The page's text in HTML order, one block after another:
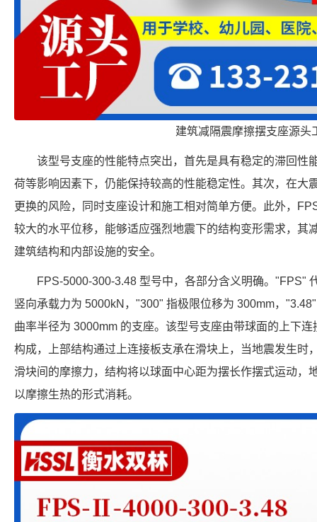
建筑减隔震摩擦摆支座源头
该型号支座的性能特点突出，首先是具有稳定的滞回性
荷等影响因素下，仍能保持较高的性能稳定性。其次，在大
更换的风险，同时支座设计和施工相对简单方便。此外，
较大的水平位移，能够适应强烈地震下的结构变形需求，其
建筑结构和内部设施的安全。
FPS-5000-300-3.48 型号中，各部分含义明确。"FPS"
竖向承载力为 5000kN，"300" 指极限位移为 300mm，
曲率半径为 3000mm 的支座。该型号支座由带球面的上下
构成，上部结构通过上连接板支承在滑块上，当地震发生时
滑块间的摩擦力，结构将以球面中心距为摆长作摆式运动，
以摩擦生热的形式消耗。